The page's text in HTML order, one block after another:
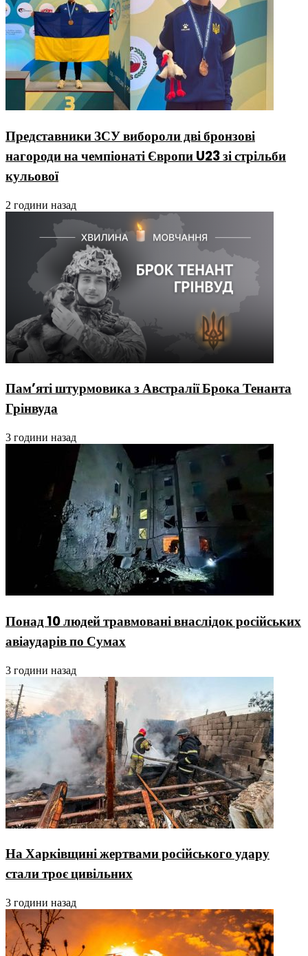
Представники ЗСУ вибороли дві бронзові
нагороди на чемпіонаті Європи U23 зі стрільби
кульової
2 години назад
Пам’яті штурмовика з Австралії Брока Тенанта
Грінвуда
3 години назад
Понад 10 людей травмовані внаслідок російських
авіаударів по Сумах
3 години назад
На Харківщині жертвами російського удару
стали троє цивільних
3 години назад